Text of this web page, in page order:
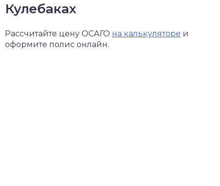
Кулебаках
Рассчитайте цену ОСАГО на калькуляторе и
оформите полис онлайн.